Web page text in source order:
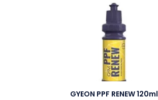
GYEON PPF RENEW 120ml